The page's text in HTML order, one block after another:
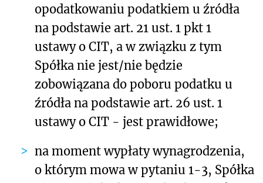
opodatkowaniu podatkiem u źródła
na podstawie art. 21 ust. 1 pkt 1
ustawy o CIT, a w związku z tym
Spółka nie jest/nie będzie
zobowiązana do poboru podatku u
źródła na podstawie art. 26 ust. 1
ustawy o CIT - jest prawidłowe;
na moment wypłaty wynagrodzenia,
o którym mowa w pytaniu 1-3, Spółka